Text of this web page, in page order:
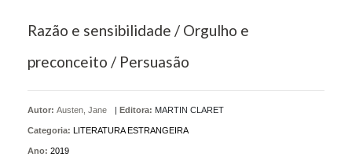
Razão e sensibilidade / Orgulho e
preconceito / Persuasão
Autor: Austen, Jane | Editora: MARTIN CLARET
Categoria: LITERATURA ESTRANGEIRA
Ano: 2019